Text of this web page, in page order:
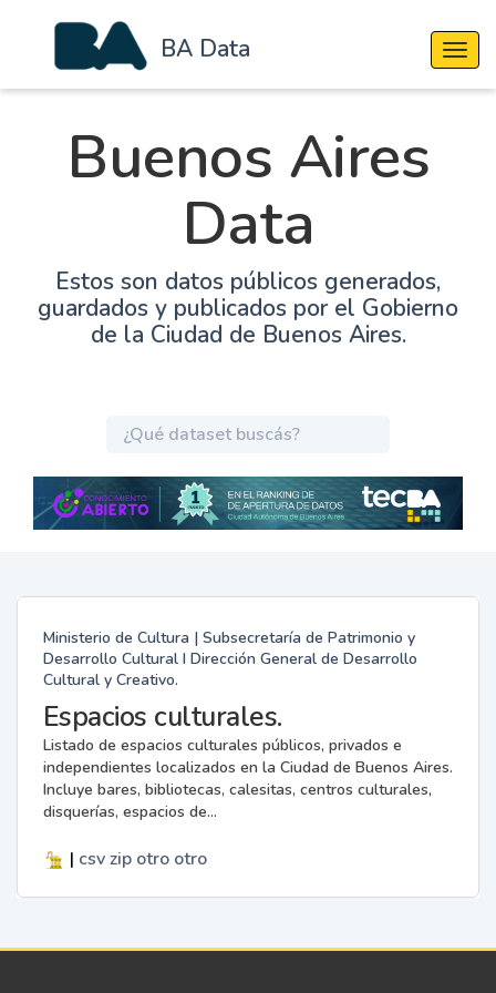
BA Data
Buenos Aires
Data
Estos son datos públicos generados,
guardados y publicados por el Gobierno
de la Ciudad de Buenos Aires.
Ministerio de Cultura | Subsecretaría de Patrimonio y
Desarrollo Cultural I Dirección General de Desarrollo
Cultural y Creativo.
Espacios culturales.
Listado de espacios culturales públicos, privados e
independientes localizados en la Ciudad de Buenos Aires.
Incluye bares, bibliotecas, calesitas, centros culturales,
disquerías, espacios de...
| csv zip otro otro